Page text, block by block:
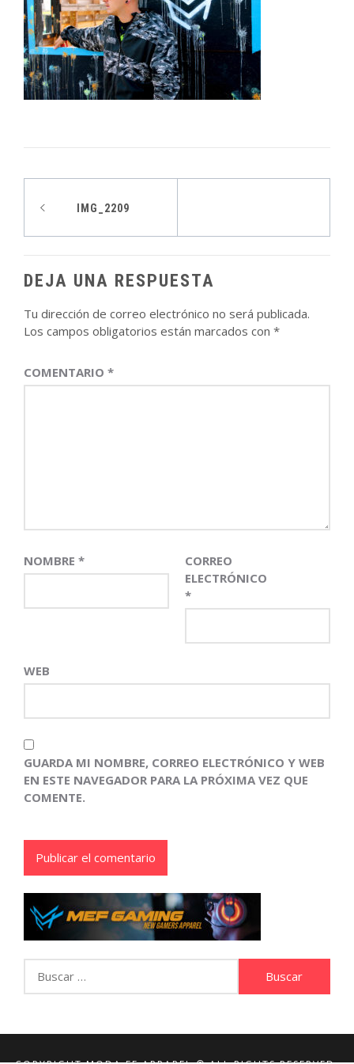
Navegación
de
entradas
IMG_2209
DEJA UNA RESPUESTA
Tu dirección de correo electrónico no será publicada.
Los campos obligatorios están marcados con *
COMENTARIO *
NOMBRE *
CORREO
ELECTRÓNICO
*
WEB
GUARDA MI NOMBRE, CORREO ELECTRÓNICO Y WEB
EN ESTE NAVEGADOR PARA LA PRÓXIMA VEZ QUE
COMENTE.